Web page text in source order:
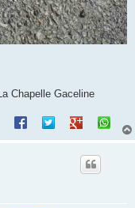
Chapelle Gaceline